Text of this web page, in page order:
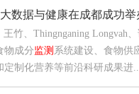
数据与健康在成都成功举
王竹、Thingnganing
物成分监测 系统建设、食物供
定制化营养等前沿科研成果进